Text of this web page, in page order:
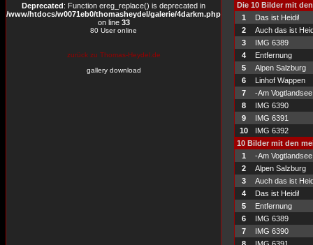
Deprecated: Function ereg_replace() is deprecated in
/www/htdocs/w0071eb0/thomasheydel/galerie/4darkm.php
on line 33
80 User online
zurück zu Thomas-Heydel.de
gallery download
Die 10 Bilder mit
1
Das ist Heidi!
2
Auch das ist
3
IMG 6389
4
Entfernung
5
Alpen Salzburg
6
Linhof Wappen
7
-Am
8
IMG 6390
9
IMG 6391
10
IMG 6392
10 Bilder mit den
1
-Am
2
Alpen Salzburg
3
Auch das ist
4
Das ist Heidi!
5
Entfernung
6
IMG 6389
7
IMG 6390